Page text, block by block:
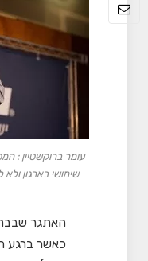
שימושי בארגון
האתגר